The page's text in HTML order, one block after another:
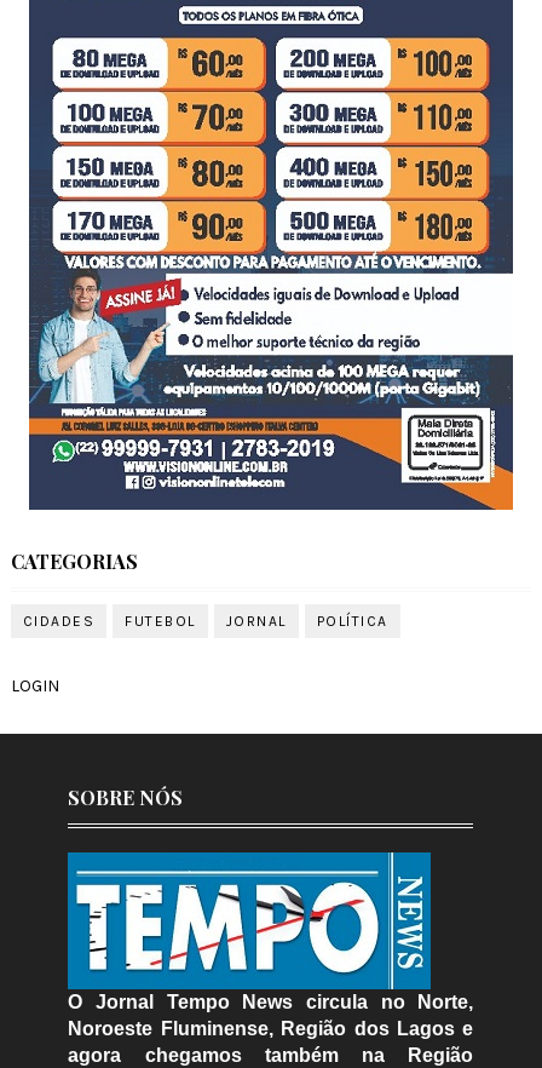
CATEGORIAS
CIDADES FUTEBOL JORNAL POLÍTICA
LOGIN
SOBRE NÓS
O Jornal Tempo News circula no Norte,
Noroeste Fluminense, Região dos Lagos e
agora chegamos também na Região